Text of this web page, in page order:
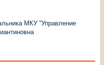
МКУ “Управление